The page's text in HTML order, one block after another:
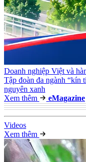
Doanh nghiệp Việt và
Tập đoàn đa ngành “kín
nguyên xanh
Xem thêm
eMagazine
Videos
Xem thêm